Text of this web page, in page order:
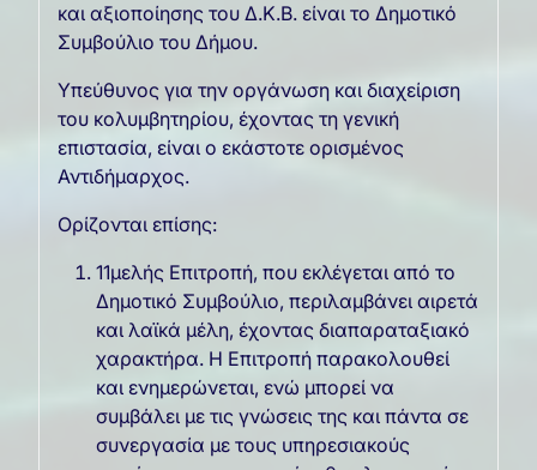
και αξιοποίησης του Δ.Κ.Β. είναι το Δημοτικό
Συμβούλιο του Δήμου.
Υπεύθυνος για την οργάνωση και διαχείριση
του κολυμβητηρίου, έχοντας τη γενική
επιστασία, είναι ο εκάστοτε ορισμένος
Αντιδήμαρχος.
Ορίζονται επίσης:
11μελής Επιτροπή, που εκλέγεται από το
Δημοτικό Συμβούλιο, περιλαμβάνει αιρετά
και λαϊκά μέλη, έχοντας διαπαραταξιακό
χαρακτήρα. Η Επιτροπή παρακολουθεί
και ενημερώνεται, ενώ μπορεί να
συμβάλει με τις γνώσεις της και πάντα σε
συνεργασία με τους υπηρεσιακούς